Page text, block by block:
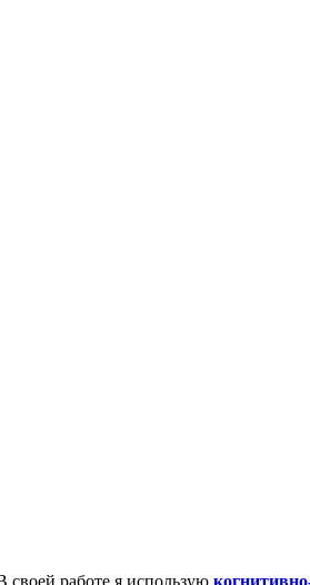
своей работе я использую